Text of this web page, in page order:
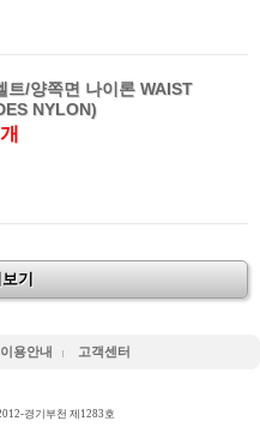
/양쪽면 나이론 WAIST
NYLON)
기
이용안내 고객센터
경기부천 제1283호